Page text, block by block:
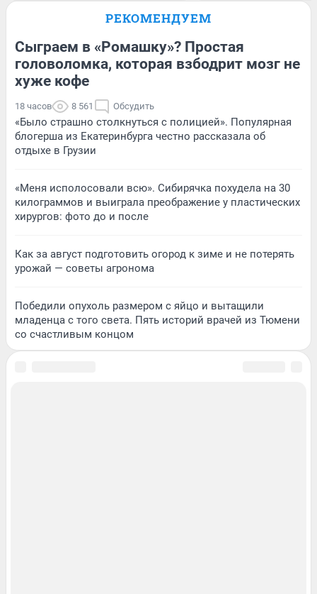
РЕКОМЕНДУЕМ
Сыграем в «Ромашку»? Простая
головоломка, которая взбодрит мозг не
хуже кофе
18 часов 8 561 Обсудить
«Было страшно столкнуться с полицией». Популярная
блогерша из Екатеринбурга честно рассказала об
отдыхе в Грузии
«Меня исполосовали всю». Сибирячка похудела на 30
килограммов и выиграла преображение у пластических
хирургов: фото до и после
Как за август подготовить огород к зиме и не потерять
урожай — советы агронома
Победили опухоль размером с яйцо и вытащили
младенца с того света. Пять историй врачей из Тюмени
со счастливым концом